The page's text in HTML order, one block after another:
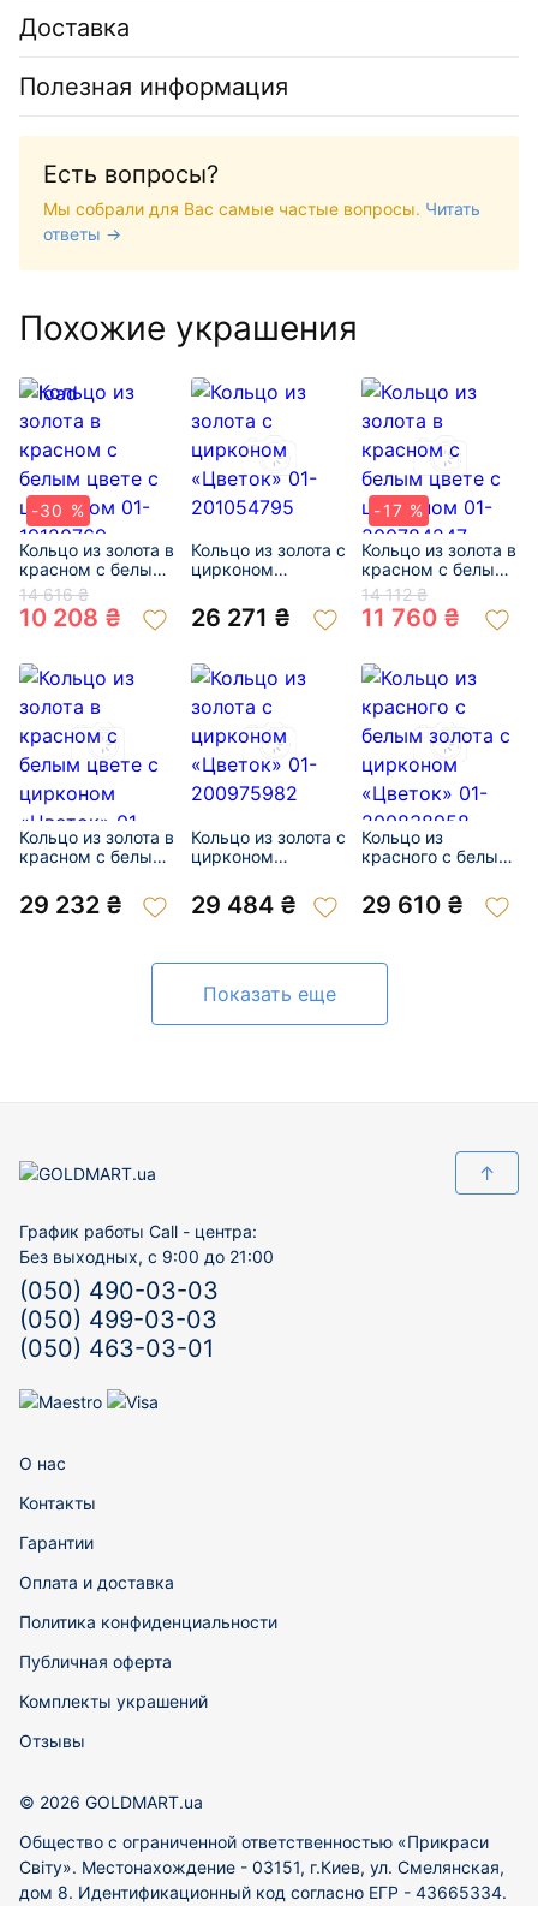
Доставка
Полезная информация
Есть вопросы?
Мы собрали для Вас самые частые вопросы. Читать
ответы →
Похожие украшения
-30 %
Кольцо из золота в
красном с белым
цвете с цирконом
01-19120769
14 616 ₴
10 208 ₴
Кольцо из золота с
цирконом
201054795
26 271 ₴
-17 %
Кольцо из золота в
красном с белым
цвете с цирконом
01-200784247
14 112 ₴
11 760 ₴
Кольцо из золота в
красном с белым
«Цветок» 01-
200916113
29 232 ₴
Кольцо из золота с
цирконом
200975982
29 484 ₴
Кольцо из
красного с белым
«Цветок» 01-
200838958
29 610 ₴
Показать еще
↑
График работы Call - центра:
Без выходных, с 9:00 до 21:00
(050) 490-03-03
(050) 499-03-03
(050) 463-03-01
О нас
Контакты
Гарантии
Оплата и доставка
Политика конфиденциальности
Публичная оферта
Комплекты украшений
Отзывы
© 2026 GOLDMART.ua
Общество с ограниченной ответственностью «Прикраси
Світу». Местонахождение - 03151, г.Киев, ул. Смелянская,
дом 8. Идентификационный код согласно ЕГР - 43665334.